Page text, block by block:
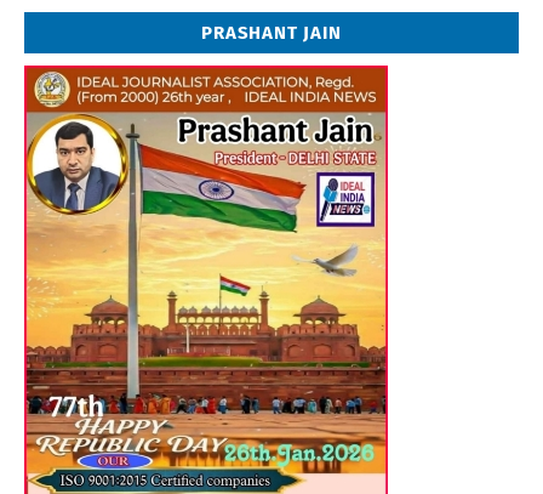
PRASHANT JAIN